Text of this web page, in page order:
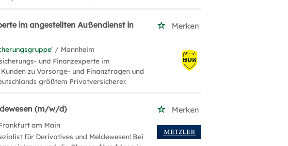
im angestellten Außendienst in
Merken
/ Mannheim
und Finanzexperte im
zu Vorsorge- und Finanzfragen und
größtem Privatversicherer.
(m/w/d) Merken
am Main
für Derivatives und Meldewesen! Bei